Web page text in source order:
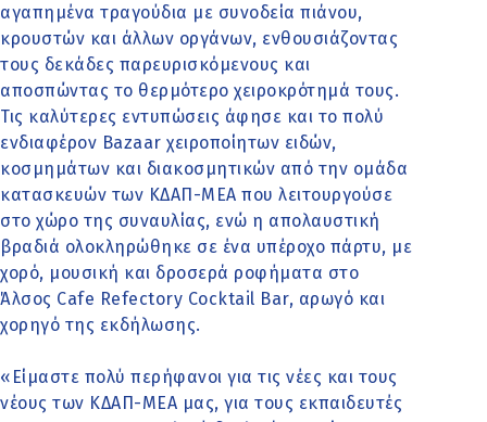
αγαπημένα τραγούδια με συνοδεία πιάνου,
κρουστών και άλλων οργάνων, ενθουσιάζοντας
τους δεκάδες παρευρισκόμενους και
αποσπώντας το θερμότερο χειροκρότημά τους.
Τις καλύτερες εντυπώσεις άφησε και το πολύ
ενδιαφέρον Bazaar χειροποίητων ειδών,
κοσμημάτων και διακοσμητικών από την ομάδα
κατασκευών των ΚΔΑΠ-ΜΕΑ που λειτουργούσε
στο χώρο της συναυλίας, ενώ η απολαυστική
βραδιά ολοκληρώθηκε σε ένα υπέροχο πάρτυ, με
χορό, μουσική και δροσερά ροφήματα στο
Άλσος Cafe Refectory Cocktail Bar, αρωγό και
χορηγό της εκδήλωσης.
«Είμαστε πολύ περήφανοι για τις νέες και τους
νέους των ΚΔΑΠ-ΜΕΑ μας, για τους εκπαιδευτές